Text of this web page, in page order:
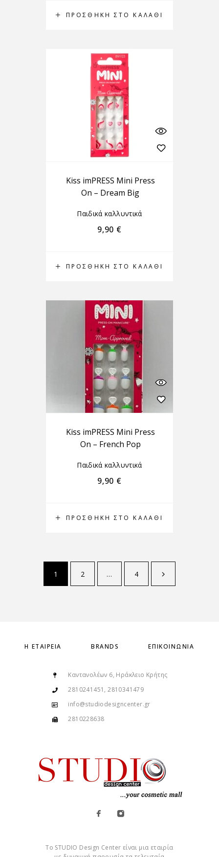
ΠΡΟΣΘΉΚΗ ΣΤΟ ΚΑΛΆΘΙ
ΠΡΟΣΘΉΚΗ ΣΤΟ ΚΑΛΆΘΙ
Kiss imPRESS Mini Press
On – Dream Big
Παιδικά καλλυντικά
9,90 €
ΠΡΟΣΘΉΚΗ ΣΤΟ ΚΑΛΆΘΙ
Kiss imPRESS Mini Press
On – French Pop
Παιδικά καλλυντικά
9,90 €
1 2 … 4
Η ΕΤΑΙΡΕΊΑ BRANDS ΕΠΙΚΟΙΝΩΝΊΑ
Καντανολέων 6, Ηράκλειο Κρήτης
2810241451, 2810341479
info@studiodesigncenter.gr
2810228638
Το STUDIO Design Center είναι μια εταιρία